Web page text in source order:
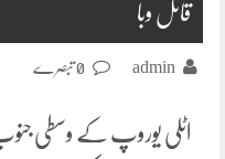
قاتل وبا
admin
اٹلی یوروپ کے وسطی